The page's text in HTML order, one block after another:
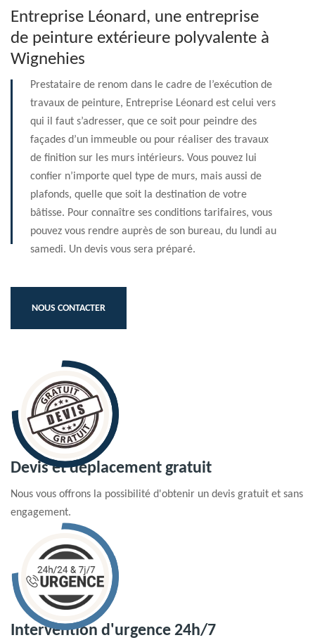
Entreprise Léonard, une entreprise
de peinture extérieure polyvalente à
Wignehies
Prestataire de renom dans le cadre de l’exécution de
travaux de peinture, Entreprise Léonard est celui vers
qui il faut s’adresser, que ce soit pour peindre des
façades d’un immeuble ou pour réaliser des travaux
de finition sur les murs intérieurs. Vous pouvez lui
confier n’importe quel type de murs, mais aussi de
plafonds, quelle que soit la destination de votre
bâtisse. Pour connaître ses conditions tarifaires, vous
pouvez vous rendre auprès de son bureau, du lundi au
samedi. Un devis vous sera préparé.
NOUS CONTACTER
Devis et déplacement gratuit
Nous vous offrons la possibilité d'obtenir un devis gratuit et sans
engagement.
Intervention d'urgence 24h/7